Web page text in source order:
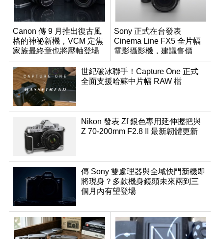
Canon 傳 9 月推出復古風
格的神祕新機，VCM 定焦
家族最終章也將壓軸登場
Sony 正式在台發表
Cinema Line FX5 全片幅
電影攝影機，建議售價
NT$144,980
世紀破冰聯手！Capture One 正式
全面支援哈蘇中片幅 RAW 檔
Nikon 發表 Zf 銀色專用延伸握把與
Z 70-200mm F2.8 II 最新韌體更新
傳 Sony 雙處理器與全域快門新機即
將現身？多款機身鏡頭未來兩到三
個月內有望登場